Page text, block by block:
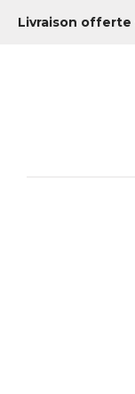
Livraison offerte